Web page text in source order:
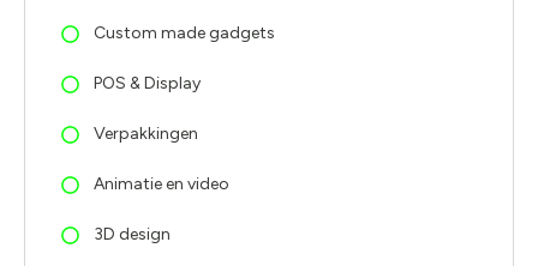
Custom made gadgets
POS & Display
Verpakkingen
Animatie en video
3D design